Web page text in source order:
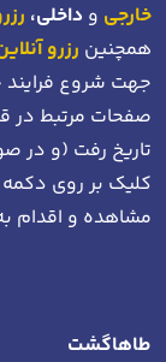
خارجی و داخلی،
همچنین رزرو
جهت شروع فرایند
صفحات مرتبط
تاریخ رفت (و در
کلیک بر روی دکمه
مشاهده و اقدام
طاهاگشت